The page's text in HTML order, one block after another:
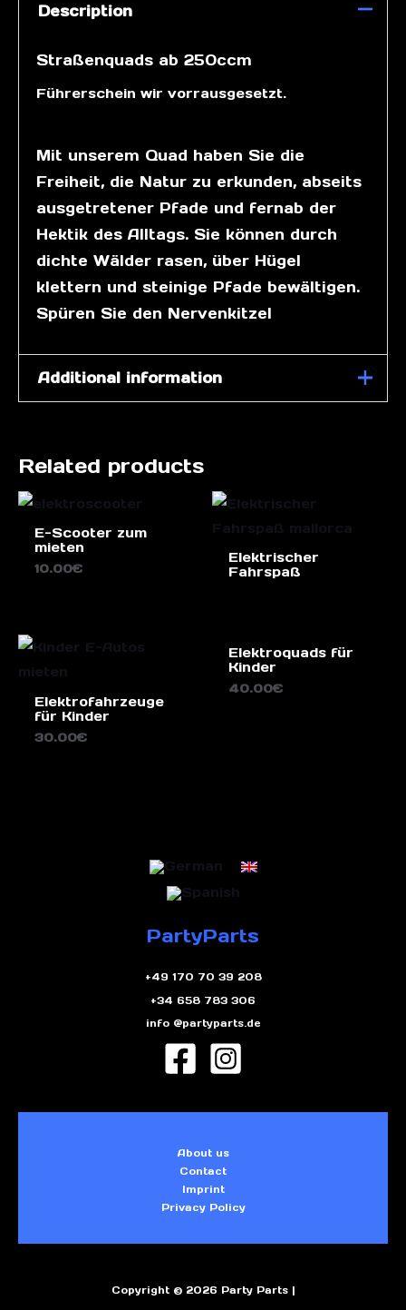
Description
Straßenquads ab 250ccm
Führerschein wir vorrausgesetzt.
Mit unserem Quad haben Sie die
Freiheit, die Natur zu erkunden, abseits
ausgetretener Pfade und fernab der
Hektik des Alltags. Sie können durch
dichte Wälder rasen, über Hügel
klettern und steinige Pfade bewältigen.
Spüren Sie den Nervenkitzel
Additional information
Related products
E-Scooter zum
mieten
10.00€
Elektrischer
Fahrspaß
Elektrofahrzeuge
für Kinder
30.00€
Elektroquads für
Kinder
40.00€
PartyParts
+49 170 70 39 208
+34 658 783 306
info @partyparts.de
About us
Contact
Imprint
Privacy Policy
Copyright © 2026 Party Parts |